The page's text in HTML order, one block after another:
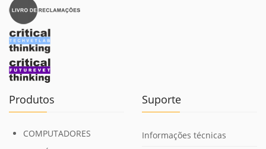
Produtos
COMPUTADORES
Suporte
Informações técnicas